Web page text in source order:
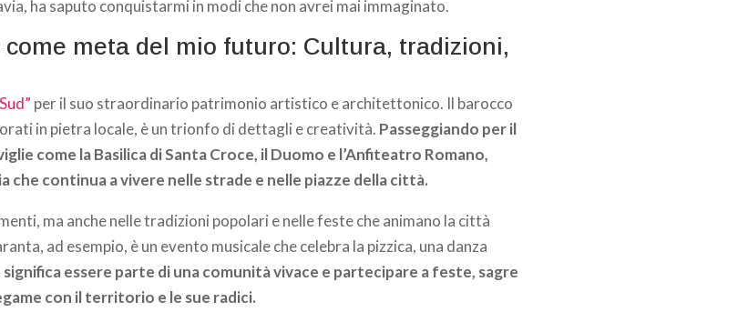
ha saputo conquistarmi in modi che non avrei mai immaginato.
come meta del mio futuro: Cultura, tradizioni,
per il suo straordinario patrimonio artistico e architettonico. Il barocco
in pietra locale, è un trionfo di dettagli e creatività. Passeggiando per il
come la Basilica di Santa Croce, il Duomo e l’Anfiteatro Romano,
che continua a vivere nelle strade e nelle piazze della città.
ma anche nelle tradizioni popolari e nelle feste che animano la città
ad esempio, è un evento musicale che celebra la pizzica, una danza
significa essere parte di una comunità vivace e partecipare a feste, sagre
con il territorio e le sue radici.